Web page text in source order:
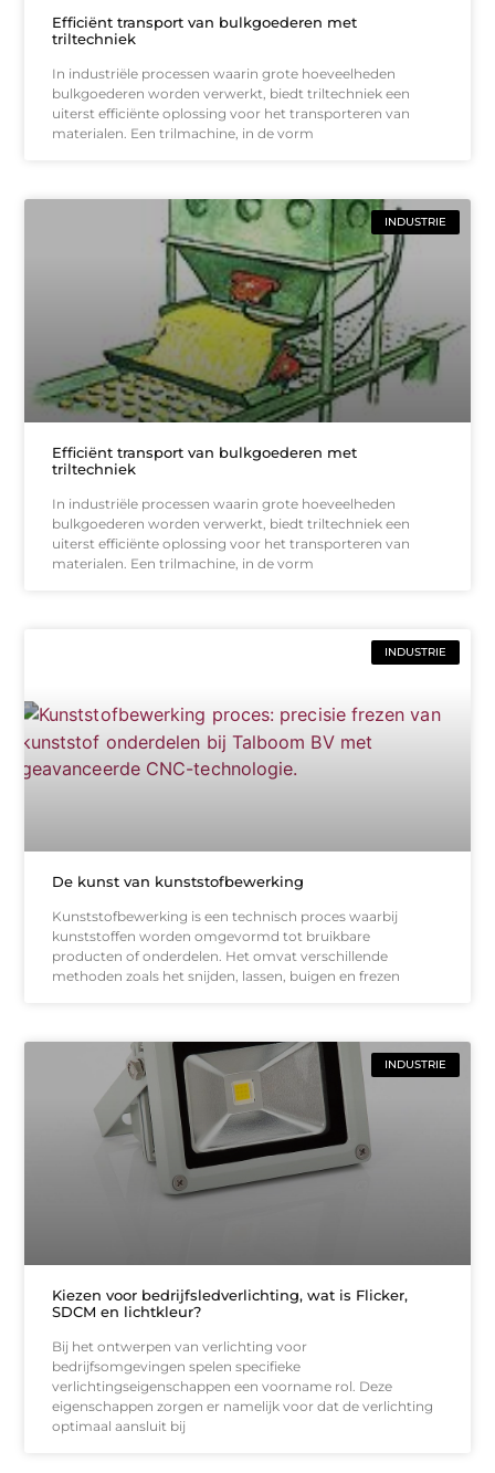
Efficiënt transport van bulkgoederen met
triltechniek
In industriële processen waarin grote hoeveelheden
bulkgoederen worden verwerkt, biedt triltechniek een
uiterst efficiënte oplossing voor het transporteren van
materialen. Een trilmachine, in de vorm
INDUSTRIE
Efficiënt transport van bulkgoederen met
triltechniek
In industriële processen waarin grote hoeveelheden
bulkgoederen worden verwerkt, biedt triltechniek een
uiterst efficiënte oplossing voor het transporteren van
materialen. Een trilmachine, in de vorm
INDUSTRIE
De kunst van kunststofbewerking
Kunststofbewerking is een technisch proces waarbij
kunststoffen worden omgevormd tot bruikbare
producten of onderdelen. Het omvat verschillende
methoden zoals het snijden, lassen, buigen en frezen
INDUSTRIE
Kiezen voor bedrijfsledverlichting, wat is Flicker,
SDCM en lichtkleur?
Bij het ontwerpen van verlichting voor
bedrijfsomgevingen spelen specifieke
verlichtingseigenschappen een voorname rol. Deze
eigenschappen zorgen er namelijk voor dat de verlichting
optimaal aansluit bij